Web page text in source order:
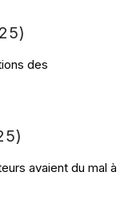
des
avaient du mal à